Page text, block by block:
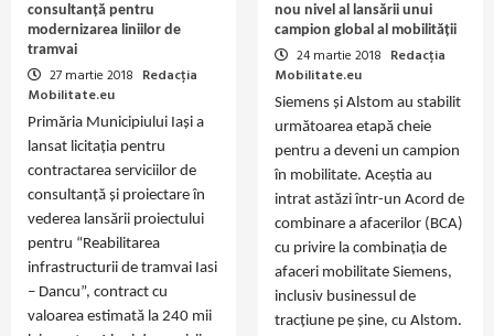
consultanță pentru
modernizarea liniilor de
tramvai
27 martie 2018 Redacția
Mobilitate.eu
Primăria Municipiului Iași a
lansat licitația pentru
contractarea serviciilor de
consultanță și proiectare în
vederea lansării proiectului
pentru “Reabilitarea
infrastructurii de tramvai Iasi
– Dancu”, contract cu
valoarea estimată la 240 mii
nou nivel al lansării unui
campion global al mobilității
24 martie 2018 Redacția
Mobilitate.eu
Siemens și Alstom au stabilit
următoarea etapă cheie
pentru a deveni un campion
în mobilitate. Aceștia au
intrat astăzi într-un Acord de
combinare a afacerilor (BCA)
cu privire la combinația de
afaceri mobilitate Siemens,
inclusiv businessul de
tracțiune pe șine, cu Alstom.